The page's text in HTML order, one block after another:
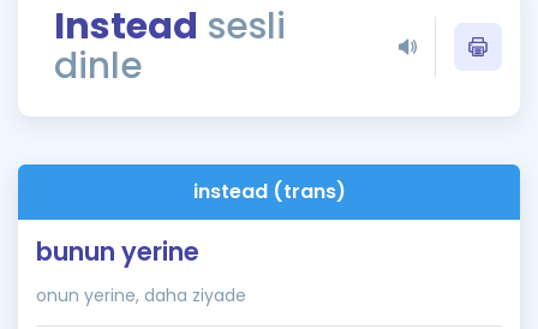
Rehberlik Aracı
ÖSYM Sınav Takvimi
İngilizce Gramer
Instead sesli
dinle
instead (trans)
bunun yerine
onun yerine, daha ziyade